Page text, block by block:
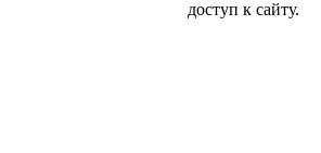
доступ к сайту.